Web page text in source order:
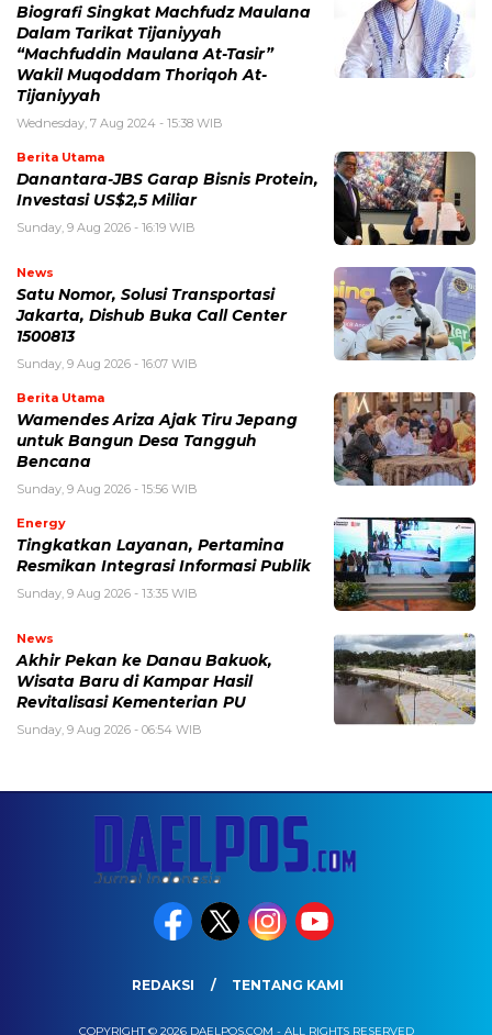
Biografi Singkat Machfudz Maulana
Dalam Tarikat Tijaniyyah
“Machfuddin Maulana At-Tasir”
Wakil Muqoddam Thoriqoh At-
Tijaniyyah
Wednesday, 7 Aug 2024 - 15:38 WIB
Berita Utama
Danantara-JBS Garap Bisnis Protein,
Investasi US$2,5 Miliar
Sunday, 9 Aug 2026 - 16:19 WIB
News
Satu Nomor, Solusi Transportasi
Jakarta, Dishub Buka Call Center
1500813
Sunday, 9 Aug 2026 - 16:07 WIB
Berita Utama
Wamendes Ariza Ajak Tiru Jepang
untuk Bangun Desa Tangguh
Bencana
Sunday, 9 Aug 2026 - 15:56 WIB
Energy
Tingkatkan Layanan, Pertamina
Resmikan Integrasi Informasi Publik
Sunday, 9 Aug 2026 - 13:35 WIB
News
Akhir Pekan ke Danau Bakuok,
Wisata Baru di Kampar Hasil
Revitalisasi Kementerian PU
Sunday, 9 Aug 2026 - 06:54 WIB
REDAKSI TENTANG KAMI
COPYRIGHT © 2026 DAELPOS.COM - ALL RIGHTS RESERVED